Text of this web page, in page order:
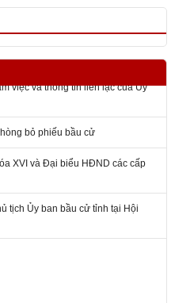
bỏ phiếu bầu cử
XVI và Đại biểu HĐND các cấp
tịch Ủy ban bầu cử tỉnh tại Hội